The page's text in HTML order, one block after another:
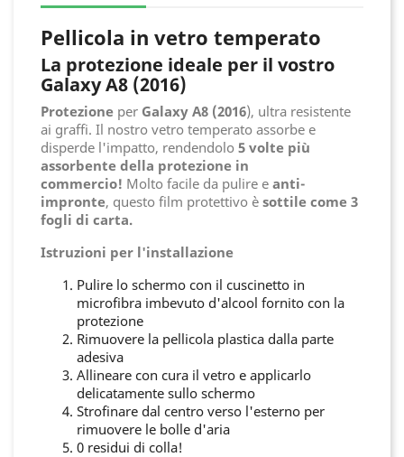
Pellicola in vetro temperato
La protezione ideale per il vostro
Galaxy A8 (2016)
Protezione per Galaxy A8 (2016), ultra resistente
ai graffi. Il nostro vetro temperato assorbe e
disperde l'impatto, rendendolo 5 volte più
assorbente della protezione in
commercio! Molto facile da pulire e anti-
impronte, questo film protettivo è sottile come 3
fogli di carta.
Istruzioni per l'installazione
Pulire lo schermo con il cuscinetto in
microfibra imbevuto d'alcool fornito con la
protezione
Rimuovere la pellicola plastica dalla parte
adesiva
Allineare con cura il vetro e applicarlo
delicatamente sullo schermo
Strofinare dal centro verso l'esterno per
rimuovere le bolle d'aria
0 residui di colla!